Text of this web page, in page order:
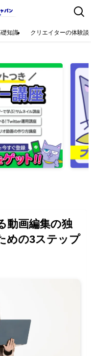
知識 クリエイターの体験談
動画編集の独
めの3ステップ